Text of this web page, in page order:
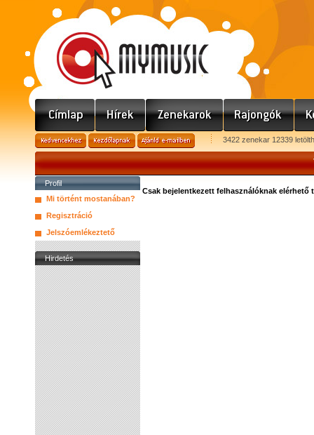
3422 zenekar 12339
Profil
Mi történt mostanában?
Regisztráció
Jelszóemlékeztető
Hirdetés
Csak bejelentkezett felhasználóknak elérhető